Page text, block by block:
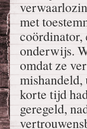
met
coördinator,
onderwijs.
omdat ze
mishandeld,
korte tijd
geregeld,